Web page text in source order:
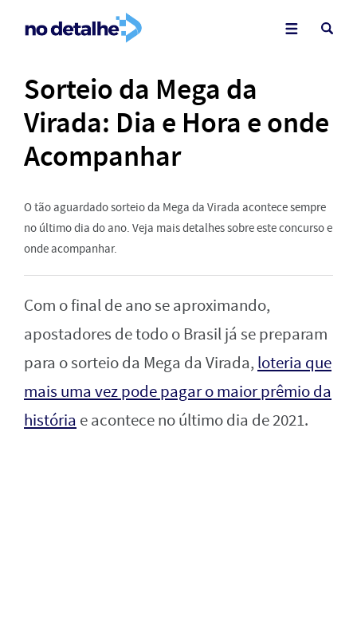
Sorteio da Mega da
Virada: Dia e Hora e onde
Acompanhar
O tão aguardado sorteio da Mega da Virada acontece sempre
no último dia do ano. Veja mais detalhes sobre este concurso e
onde acompanhar.
Com o final de ano se aproximando,
apostadores de todo o Brasil já se preparam
para o sorteio da Mega da Virada, loteria que
mais uma vez pode pagar o maior prêmio da
história e acontece no último dia de 2021.